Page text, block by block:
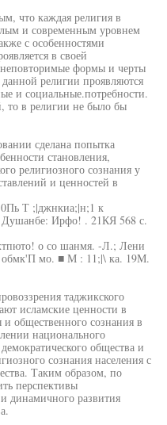
что каждая религия в
и современным уровнем
с особенностями
в своей
формы и черты
религии проявляются
и социальные.потребности.
то в религии не было бы
сделана попытка
становления,
религиозного сознания у
и ценностей в
Т ;|джнкиа;|н;1 к
Ирфо! . 21КЯ 568 с.
о со шанмя. -Л.; Лени
мо. ■ М : 11;|\ ка. 19М.
таджикского
исламские ценности в
и общественного сознания в
национального
общества и
сознания населения с
Таким образом, по
перспективы
динамичного развития